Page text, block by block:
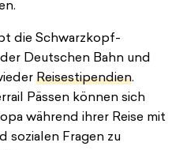
die Schwarzkopf-
Deutschen Bahn und
Reisestipendien.
Pässen können sich
während ihrer Reise mit
sozialen Fragen zu